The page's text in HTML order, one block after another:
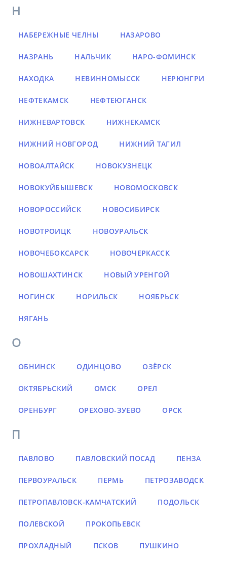
Н
НАБЕРЕЖНЫЕ ЧЕЛНЫ НАЗАРОВО
НАЗРАНЬ НАЛЬЧИК НАРО-ФОМИНСК
НАХОДКА НЕВИННОМЫССК НЕРЮНГРИ
НЕФТЕКАМСК НЕФТЕЮГАНСК
НИЖНЕВАРТОВСК НИЖНЕКАМСК
НИЖНИЙ НОВГОРОД НИЖНИЙ ТАГИЛ
НОВОАЛТАЙСК НОВОКУЗНЕЦК
НОВОКУЙБЫШЕВСК НОВОМОСКОВСК
НОВОРОССИЙСК НОВОСИБИРСК
НОВОТРОИЦК НОВОУРАЛЬСК
НОВОЧЕБОКСАРСК НОВОЧЕРКАССК
НОВОШАХТИНСК НОВЫЙ УРЕНГОЙ
НОГИНСК НОРИЛЬСК НОЯБРЬСК
НЯГАНЬ
О
ОБНИНСК ОДИНЦОВО ОЗЁРСК
ОКТЯБРЬСКИЙ ОМСК ОРЕЛ
ОРЕНБУРГ ОРЕХОВО-ЗУЕВО ОРСК
П
ПАВЛОВО ПАВЛОВСКИЙ ПОСАД ПЕНЗА
ПЕРВОУРАЛЬСК ПЕРМЬ ПЕТРОЗАВОДСК
ПЕТРОПАВЛОВСК-КАМЧАТСКИЙ ПОДОЛЬСК
ПОЛЕВСКОЙ ПРОКОПЬЕВСК
ПРОХЛАДНЫЙ ПСКОВ ПУШКИНО